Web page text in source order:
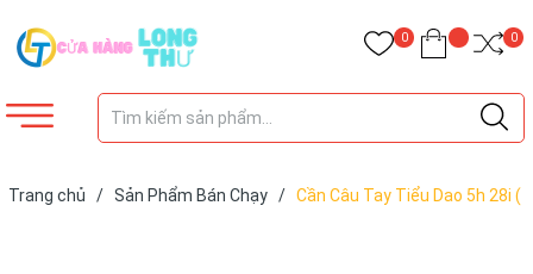
0 0
Trang chủ / Sản Phẩm Bán Chạy / Cần Câu Tay Tiểu Dao 5h 28i (